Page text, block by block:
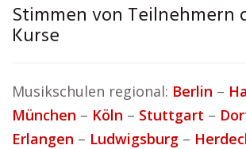
Stimmen von Teilnehmern
Kurse
Musikschulen regional: Berlin –
München – Köln – Stuttgart –
Erlangen – Ludwigsburg –